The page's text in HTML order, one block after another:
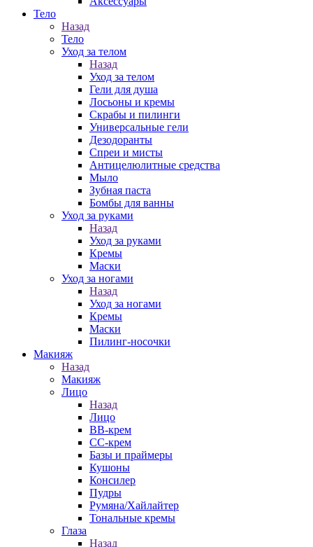
Тело
Назад
Тело
Уход за телом
Назад
Уход за телом
Гели для душа
Лосьоны и кремы
Скрабы и пилинги
Универсальные гели
Дезодоранты
Спреи и мисты
Антицелюлитные средства
Мыло
Зубная паста
Бомбы для ванны
Уход за руками
Назад
Уход за руками
Кремы
Маски
Уход за ногами
Назад
Уход за ногами
Кремы
Маски
Пилинг-носочки
Макияж
Назад
Макияж
Лицо
Назад
Лицо
ВВ-крем
СС-крем
Базы и праймеры
Кушоны
Консилер
Пудры
Румяна/Хайлайтер
Тональные кремы
Глаза
Назад